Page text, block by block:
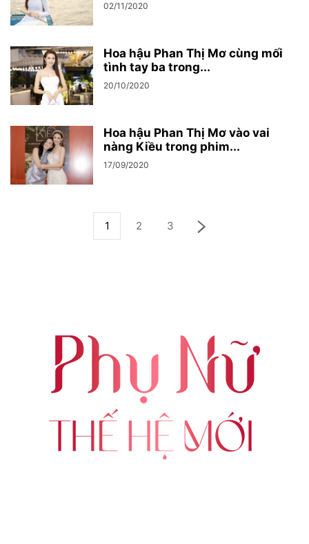
02/11/2020
Hoa hậu Phan Thị Mơ cùng mối
tình tay ba trong...
20/10/2020
Hoa hậu Phan Thị Mơ vào vai
nàng Kiều trong phim...
17/09/2020
1 2 3